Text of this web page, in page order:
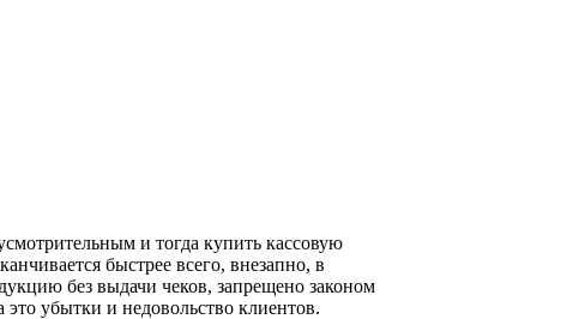
и тогда купить кассовую
быстрее всего, внезапно, в
без выдачи чеков, запрещено законом
убытки и недовольство клиентов.